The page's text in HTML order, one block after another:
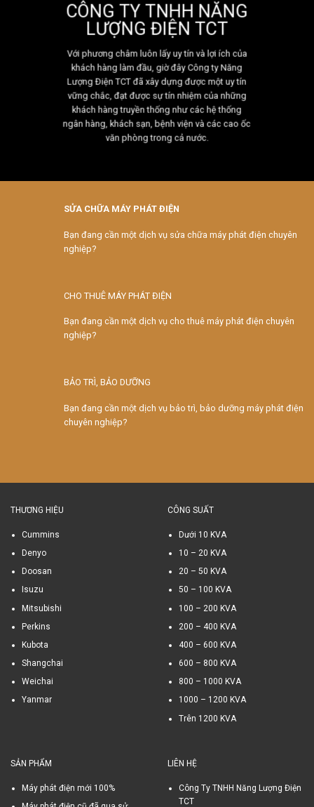
CÔNG TY TNHH NĂNG
LƯỢNG ĐIỆN TCT
Với phương châm luôn lấy uy tín và lợi ích của
khách hàng làm đầu, giờ đây Công ty Năng
Lượng Điện TCT đã xây dựng được một uy tín
vững chắc, đạt được sự tín nhiệm của những
khách hàng truyền thống như các hệ thống
ngân hàng, khách sạn, bệnh viện và các cao ốc
văn phòng trong cả nước.
SỬA CHỮA MÁY PHÁT ĐIỆN
Bạn đang cần một dịch vụ sửa chữa máy phát điện chuyên
nghiệp?
CHO THUÊ MÁY PHÁT ĐIỆN
Bạn đang cần một dịch vụ cho thuê máy phát điện chuyên
nghiệp?
BẢO TRÌ, BẢO DƯỠNG
Bạn đang cần một dịch vụ bảo trì, bảo dưỡng máy phát điện
chuyên nghiệp?
THƯƠNG HIỆU
Cummins
Denyo
Doosan
Isuzu
Mitsubishi
Perkins
Kubota
Shangchai
Weichai
Yanmar
CÔNG SUẤT
Dưới 10 KVA
10 – 20 KVA
20 – 50 KVA
50 – 100 KVA
100 – 200 KVA
200 – 400 KVA
400 – 600 KVA
600 – 800 KVA
800 – 1000 KVA
1000 – 1200 KVA
Trên 1200 KVA
SẢN PHẨM
Máy phát điện mới 100%
LIÊN HỆ
Công Ty TNHH Năng Lượng Điện
TCT